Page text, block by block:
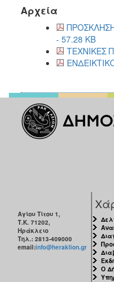
Αρχεία
- 57.28 KB
ΤΕΧΝΙΚΕΣ
Αγίου Τίτου 1,
Τ.Κ. 71202,
Ηράκλειο
Τηλ.: 2813-409000
email:info@heraklion.gr
Ο